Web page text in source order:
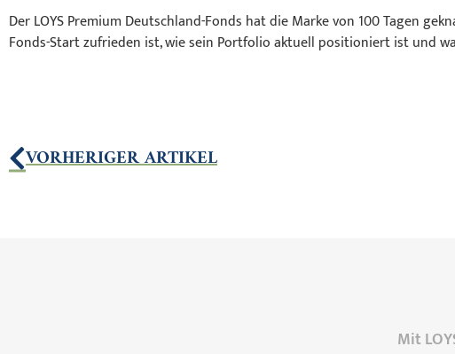
Der LOYS Premium Deutschland-Fonds hat die Marke von 100 Tagen
Fonds-Start zufrieden ist, wie sein Portfolio aktuell positioniert ist und
VORHERIGER ARTIKEL
Mit